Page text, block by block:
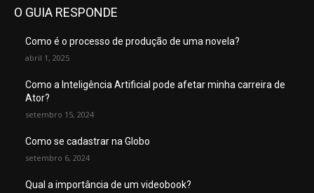
O GUIA RESPONDE
Como é o processo de produção de uma novela?
abril 1, 2025
Como a Inteligência Artificial pode afetar minha carreira de
Ator?
setembro 15, 2024
Como se cadastrar na Globo
setembro 6, 2024
Qual a importância de um videobook?